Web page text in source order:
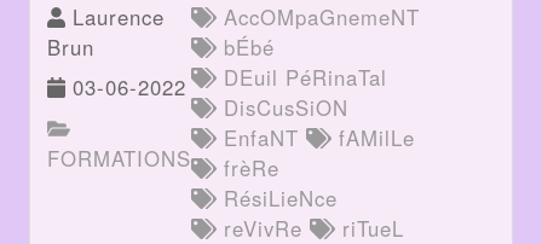
Laurence
Brun
03-06-2022
FORMATIONS
AccOMpaGnemeNT
bÉbé
DEuil PéRinaTal
DisCusSiON
EnfaNT
fAMilLe
frèRe
RésiLieNce
reVivRe
riTueL